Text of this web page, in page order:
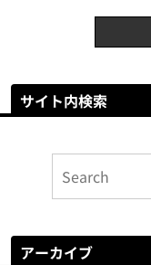
サイト内検索
アーカイブ